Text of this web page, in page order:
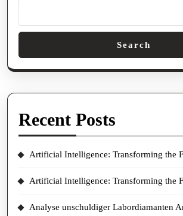
Search
Recent Posts
Artificial Intelligence: Transforming the
Artificial Intelligence: Transforming the
Analyse unschuldiger Labordiamanten